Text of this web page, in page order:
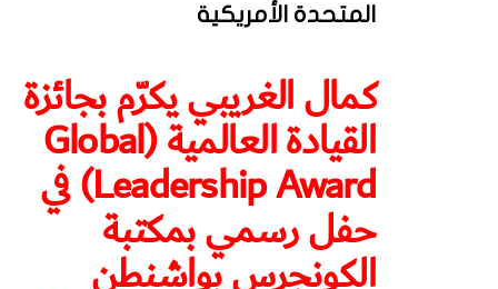
المتحدة الأمريكية
كمال الغريبي يكرّم بجائزة
القيادة العالمية (Global
Leadership Award) في
حفل رسمي بمكتبة
الكونجرس بواشنطن